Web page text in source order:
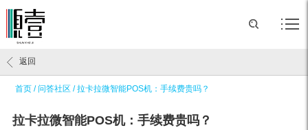
首页 /问答社区 /拉卡拉微智能POS机：手续费贵吗？
返回
拉卡拉微智能POS机：手续费贵吗？